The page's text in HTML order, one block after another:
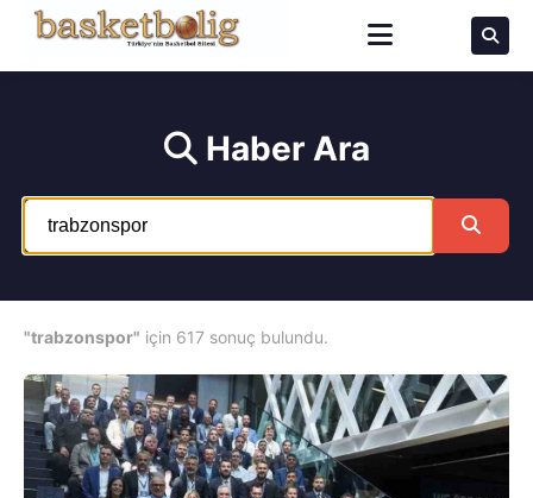
Haber Ara
"trabzonspor" için 617 sonuç bulundu.